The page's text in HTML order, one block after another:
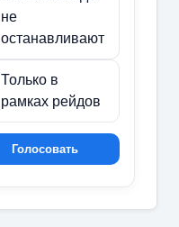
не
останавливают
Только в
рамках рейдов
Голосовать